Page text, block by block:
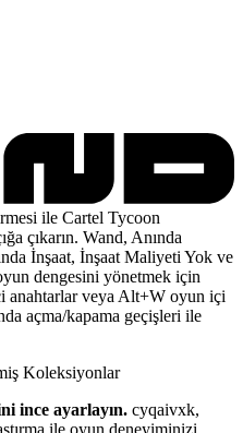
ile Cartel Tycoon
çıkarın. Wand, Anında
İnşaat, İnşaat Maliyeti Yok ve
dengesini yönetmek için
anahtarlar veya Alt+W oyun içi
açma/kapama geçişleri ile
Koleksiyonlar
ince ayarlayın. cyqaivxk,
ile oyun deneyiminizi